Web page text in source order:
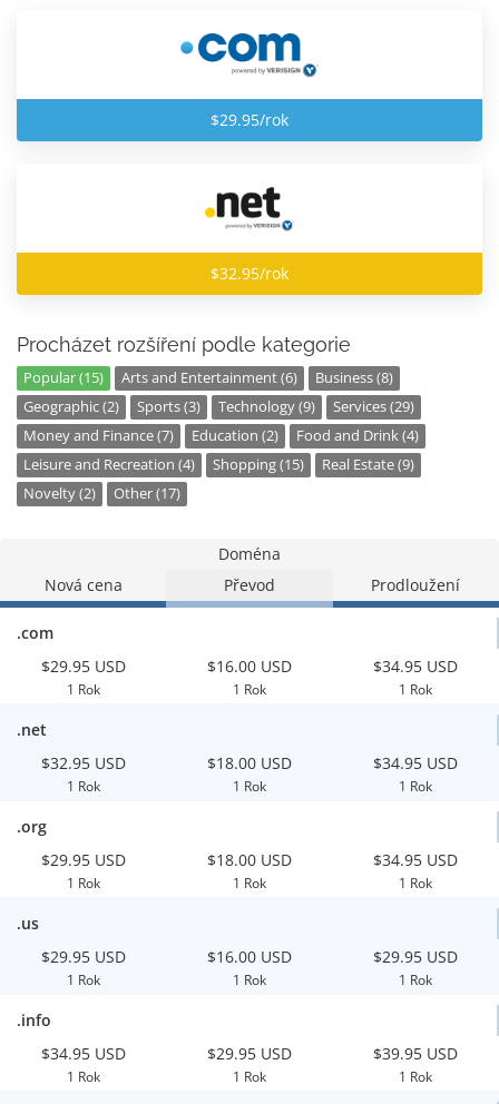
$29.95/rok
$32.95/rok
Procházet rozšíření podle kategorie
Popular (15) Arts and Entertainment (6)
Business (8)
Geographic (2)
Sports (3) Technology (9)
Services (29)
Money and Finance (7)
Education (2)
Food and Drink (4)
Leisure and Recreation (4)
Shopping (15)
Real Estate (9)
Novelty (2)
Other (17)
Doména
Nová cena
Převod Prodloužení
.com
$29.95 USD
1 Rok
$16.00 USD
1 Rok
$34.95 USD
1 Rok
.net
$32.95 USD
1 Rok
$18.00 USD
1 Rok
$34.95 USD
1 Rok
.org
$29.95 USD
1 Rok
$18.00 USD
1 Rok
$34.95 USD
1 Rok
.us
$29.95 USD
1 Rok
$16.00 USD
1 Rok
$29.95 USD
1 Rok
.info
$34.95 USD
1 Rok
$29.95 USD
1 Rok
$39.95 USD
1 Rok